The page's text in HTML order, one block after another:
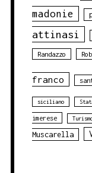
madonie
attinasi
Randazzo
franco
siciliano
imerese
Muscarella